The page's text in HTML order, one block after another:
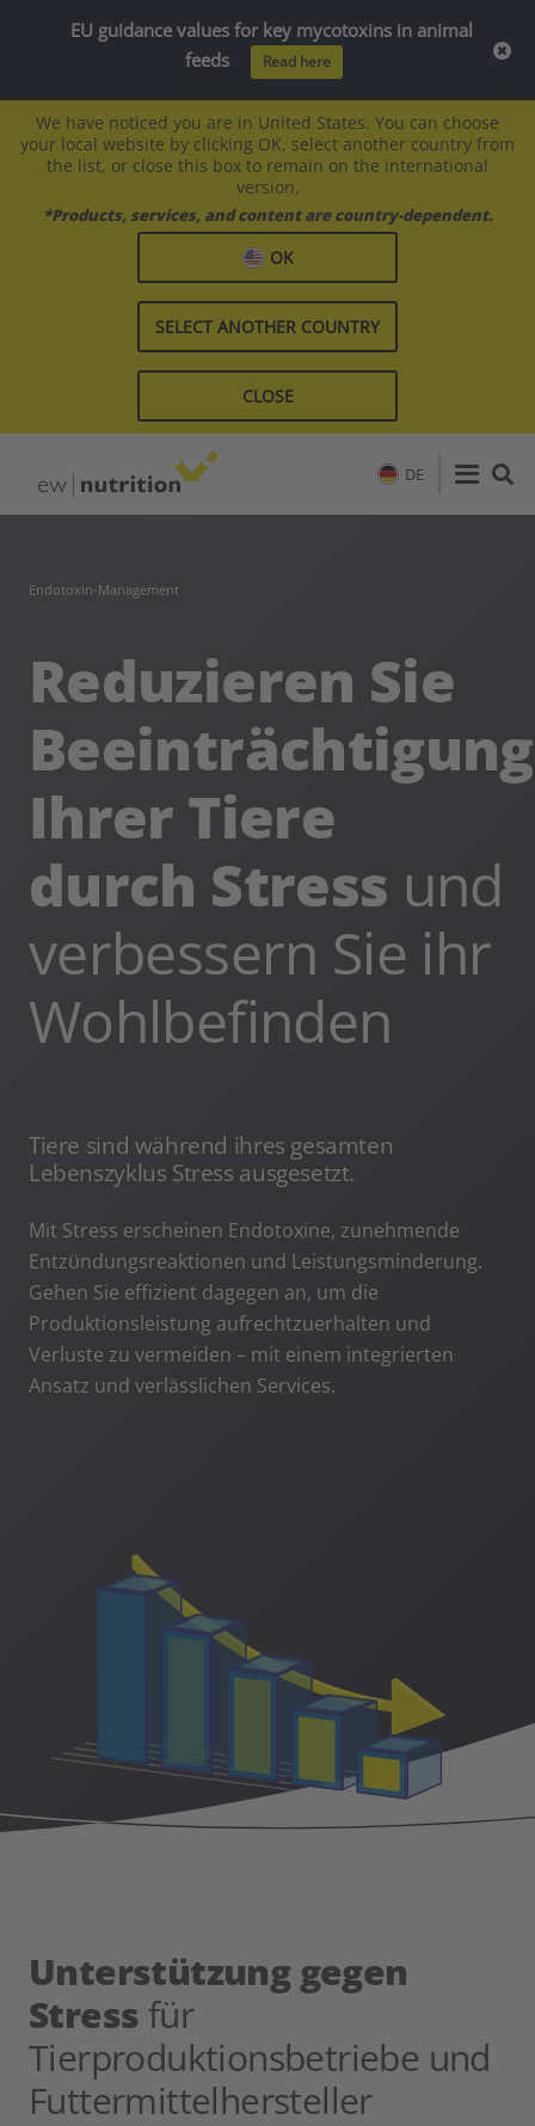
We have noticed you are in United States. You can choose
your local website by clicking OK, select another country from
the list, or close this box to remain on the international
version.
*Products, services, and content are country-dependent.
OK
SELECT ANOTHER COUNTRY
CLOSE
DE
Endotoxin-Management
Reduzieren Sie
Beeinträchtigung
Ihrer Tiere
durch Stress und
verbessern Sie ihr
Wohlbefinden
Tiere sind während ihres gesamten
Lebenszyklus Stress ausgesetzt.
Mit Stress erscheinen Endotoxine, zunehmende
Entzündungsreaktionen und Leistungsminderung.
Gehen Sie effizient dagegen an, um die
Produktionsleistung aufrechtzuerhalten und
Verluste zu vermeiden – mit einem integrierten
Ansatz und verlässlichen Services.
Unterstützung gegen
Stress für
Tierproduktionsbetriebe und
Futtermittelhersteller
EU guidance values for key mycotoxins in animal
feeds
Read here